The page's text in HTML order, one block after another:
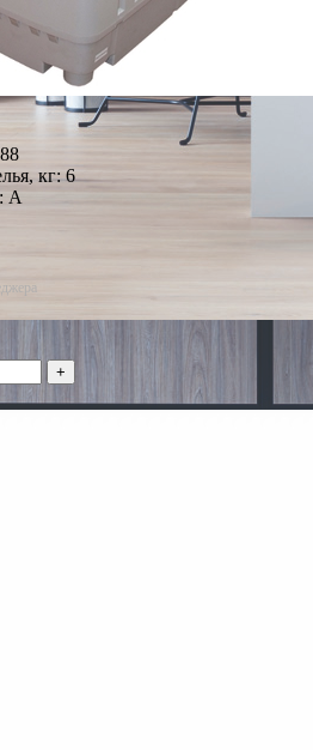
кг: 6
A
+